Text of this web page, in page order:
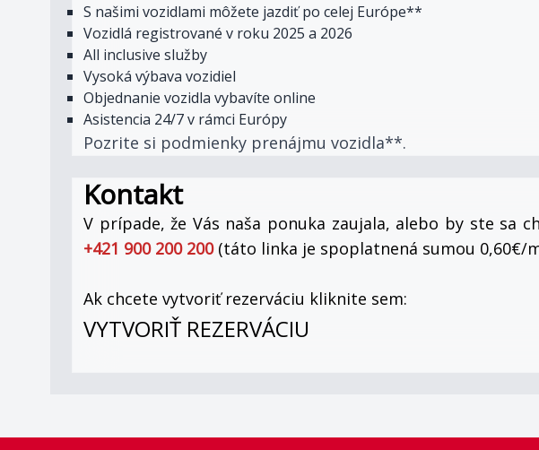
S našimi vozidlami môžete jazdiť po celej Európe**
Vozidlá registrované v roku 2025 a 2026
All inclusive služby
Vysoká výbava vozidiel
Objednanie vozidla vybavíte online
Asistencia 24/7 v rámci Európy
Pozrite si podmienky prenájmu vozidla**.
Kontakt
V prípade, že Vás naša ponuka zaujala, alebo by ste sa
+421 900 200 200 (táto linka je spoplatnená sumou 0,60€/
Ak chcete vytvoriť rezerváciu kliknite sem:
VYTVORIŤ REZERVÁCIU